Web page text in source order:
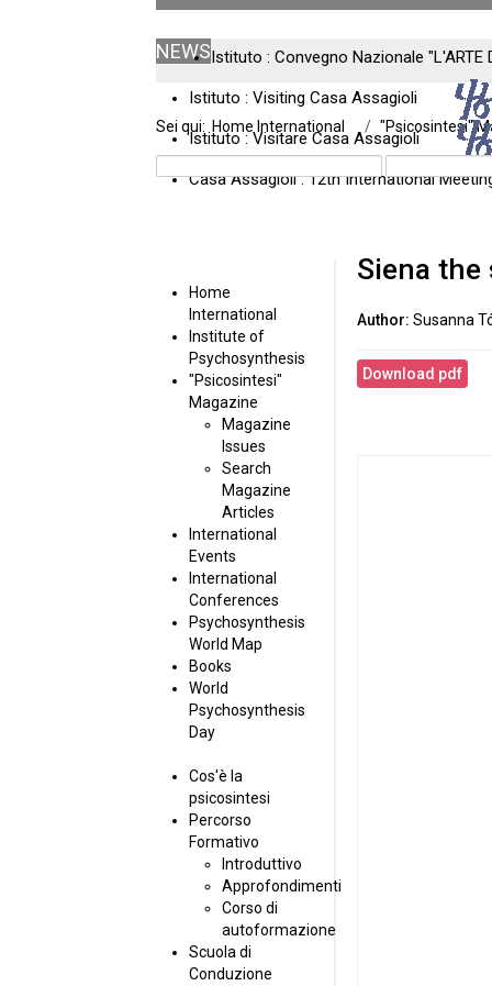
NEWSIstituto : Convegno Nazionale
Istituto : Visiting Casa Assagioli
Istituto : Visitare Casa Assagioli
Casa Assagioli : 12th International
Sei qui: Home International "Psicosintesi"
Home
International
Institute of
Psychosynthesis
"Psicosintesi"
Magazine
Magazine
Issues
Search
Magazine
Articles
International
Events
International
Conferences
Psychosynthesis
World Map
Books
World
Psychosynthesis
Day
Cos'è la
psicosintesi
Percorso
Formativo
Introduttivo
Approfondimenti
Corso di
autoformazione
Scuola di
Conduzione
Siena
Susanna
Download pdf